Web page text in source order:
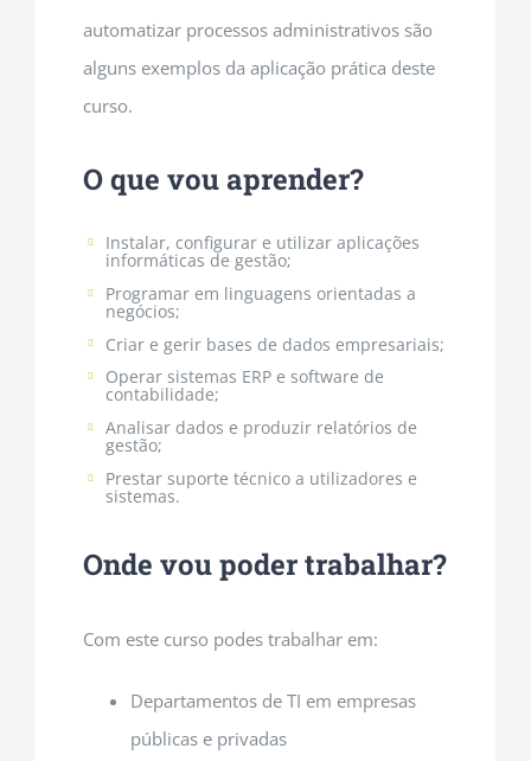
automatizar processos administrativos são
alguns exemplos da aplicação prática deste
curso.
O que vou aprender?
Instalar, configurar e utilizar aplicações
informáticas de gestão;
Programar em linguagens orientadas a
negócios;
Criar e gerir bases de dados empresariais;
Operar sistemas ERP e software de
contabilidade;
Analisar dados e produzir relatórios de
gestão;
Prestar suporte técnico a utilizadores e
sistemas.
Onde vou poder trabalhar?
Com este curso podes trabalhar em:
Departamentos de TI em empresas
públicas e privadas